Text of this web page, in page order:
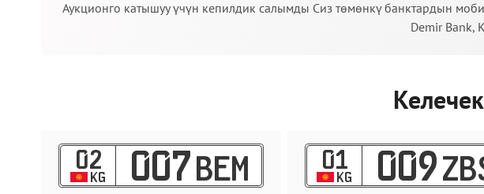
Аукционго катышуу үчүн кепилдик салымды Сиз төмөнкү банктардын
Demir Bank,
02
KG 007 BEM 01
KG 009